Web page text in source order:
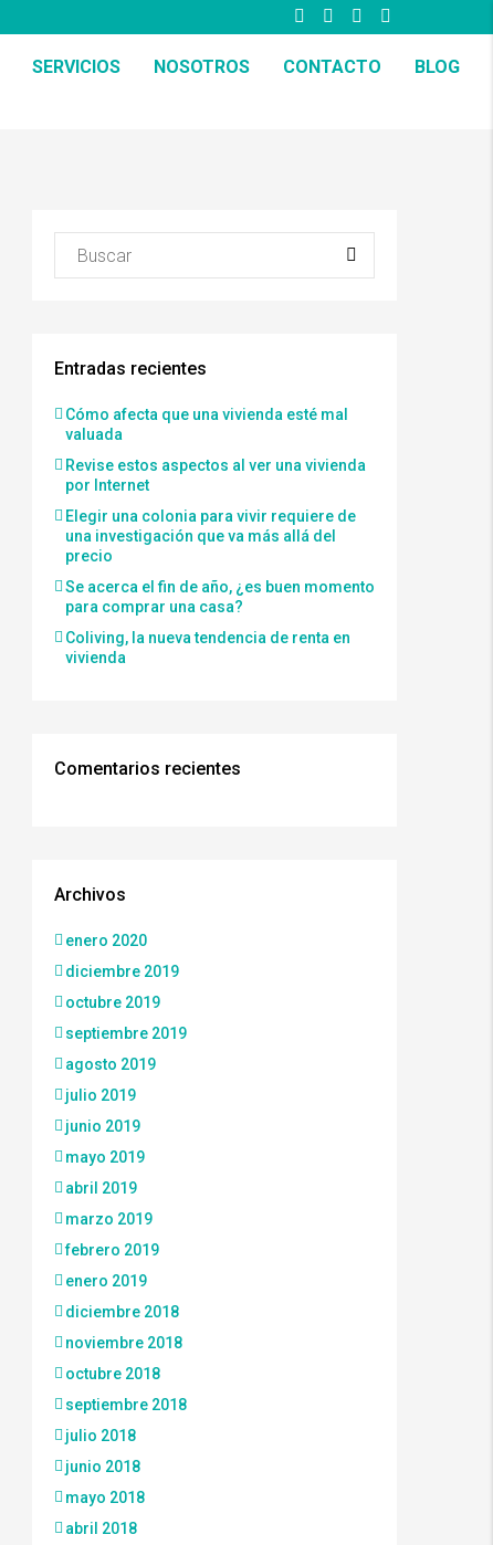
SERVICIOS NOSOTROS CONTACTO BLOG
Entradas recientes
Cómo afecta que una vivienda esté mal
valuada
Revise estos aspectos al ver una vivienda
por Internet
Elegir una colonia para vivir requiere de
una investigación que va más allá del
precio
Se acerca el fin de año, ¿es buen momento
para comprar una casa?
Coliving, la nueva tendencia de renta en
vivienda
Comentarios recientes
Archivos
enero 2020
diciembre 2019
octubre 2019
septiembre 2019
agosto 2019
julio 2019
junio 2019
mayo 2019
abril 2019
marzo 2019
febrero 2019
enero 2019
diciembre 2018
noviembre 2018
octubre 2018
septiembre 2018
julio 2018
junio 2018
mayo 2018
abril 2018